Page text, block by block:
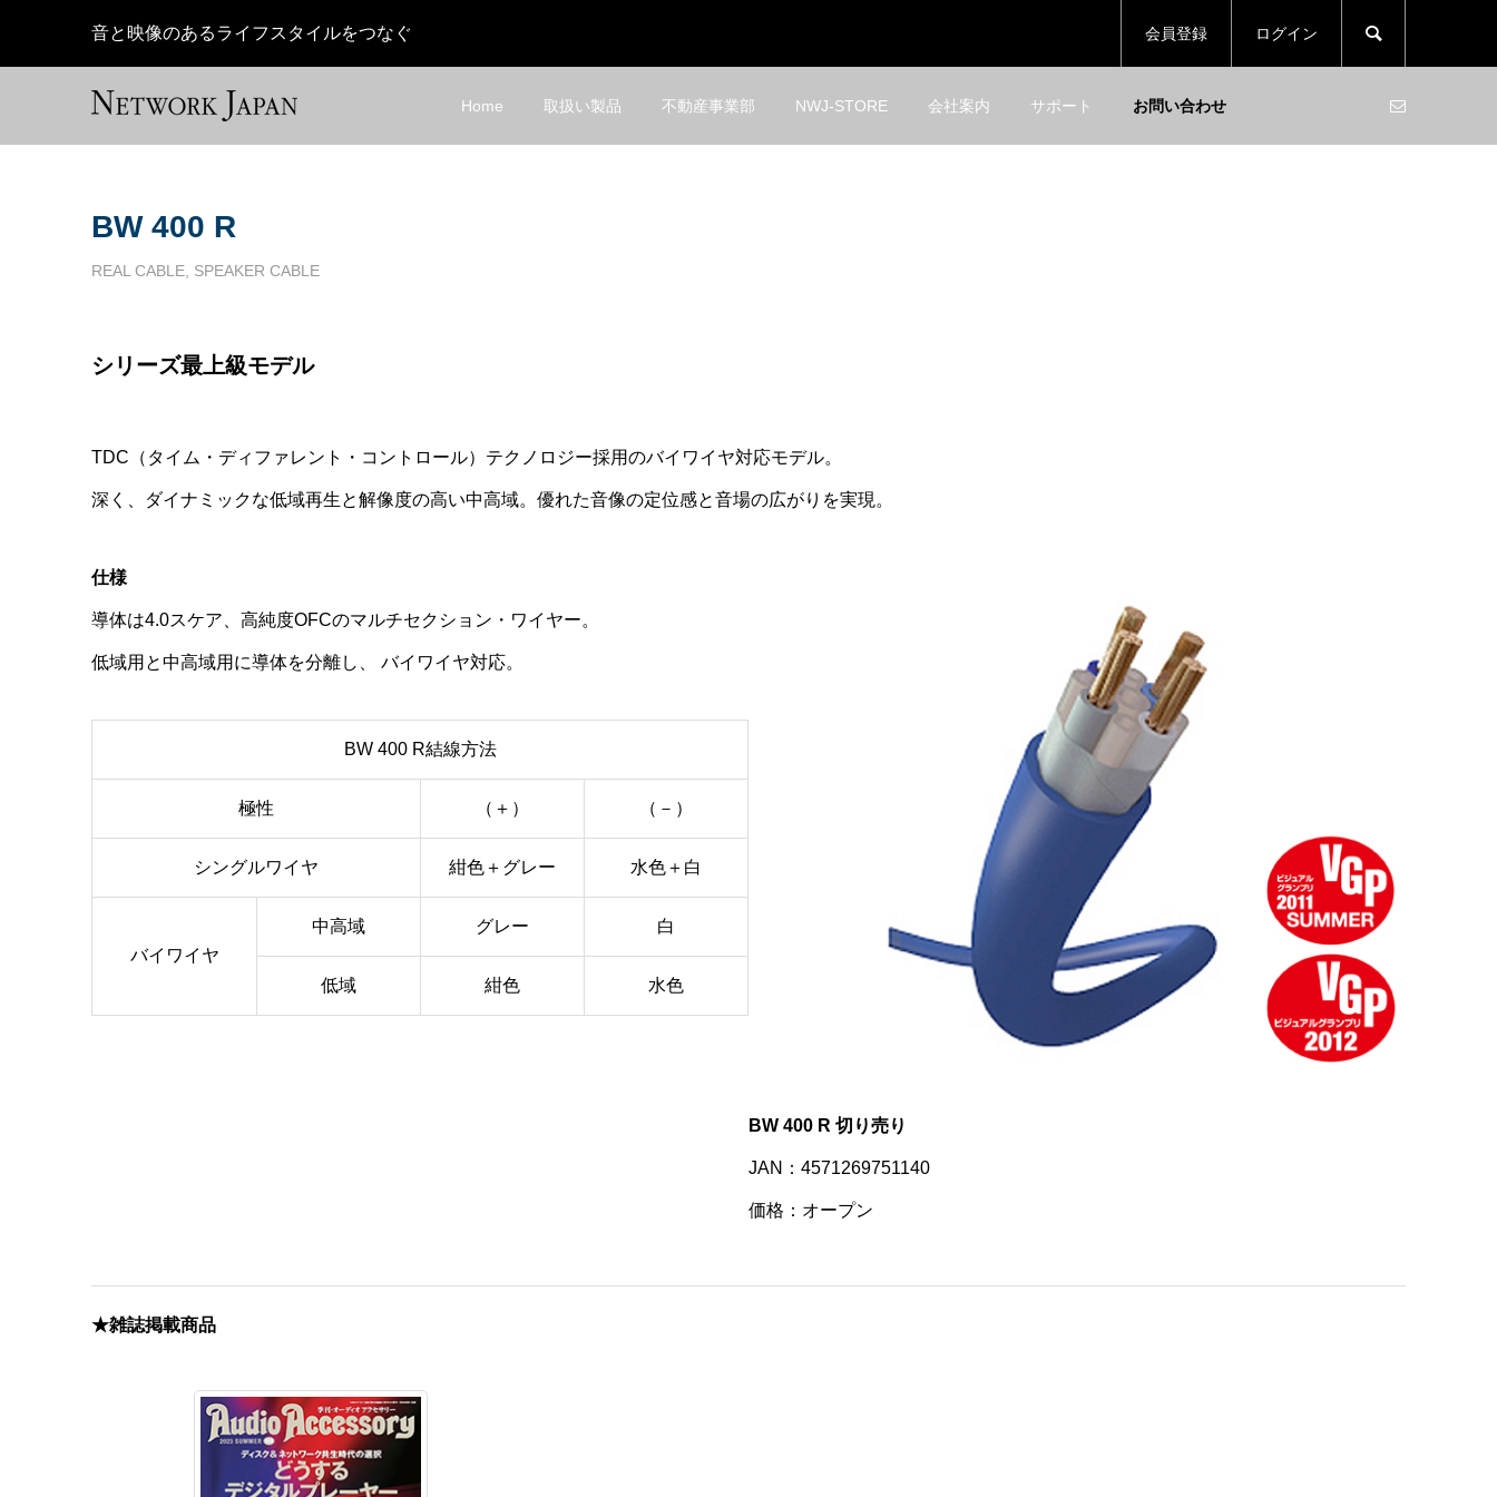
音と映像のあるライフスタイルをつなぐ 会員登録 ログイン 
Home 取扱い製品 不動産事業部 NWJ-STORE 会社案内 サポート お問い合わせ
BW 400 R
REAL CABLE SPEAKER CABLE
シリーズ最上級モデル
TDC（タイム・ディファレント・コントロール）テクノロジー採用のバイワイヤ対応モデル。
深く、ダイナミックな低域再生と解像度の高い中高域。優れた音像の定位感と音場の広がりを実現。
仕様
導体は4.0スケア、高純度OFCのマルチセクション・ワイヤー。
低域用と中高域用に導体を分離し、 バイワイヤ対応。
BW 400 R結線方法
極性 （＋） （－）
シングルワイヤ 紺色＋グレー 水色＋白
バイワイヤ
中高域 グレー 白
低域 紺色 水色
BW 400 R 切り売り
JAN：4571269751140
価格：オープン
★雑誌掲載商品